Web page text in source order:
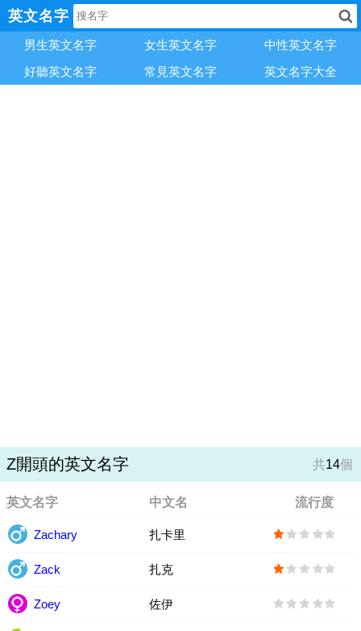
英文名字
男生英文名字 女生英文名字
中性英文名字
好聽英文名字
常見英文名字 英文名字大全
Z開頭的英文名字 共14個
英文名字 中文名 流行度
Zachary 扎卡里
Zack 扎克
Zoey 佐伊